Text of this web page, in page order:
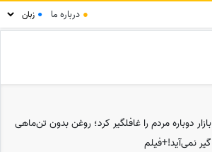
● درباره ما ●
بازار دوباره مردم را غافلگیر کرد؛ روغن بدون تن‌ماهی
گیر نمی‌آید!+فیلم